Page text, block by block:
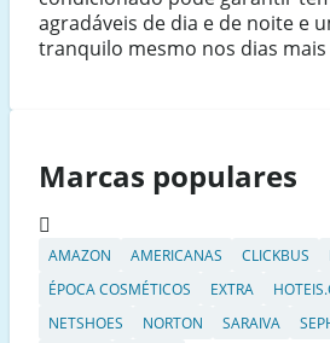
agradáveis de dia e de noite e
tranquilo mesmo nos dias
Marcas populares
AMAZON AMERICANAS CLICKBUS
ÉPOCA COSMÉTICOS
EXTRA
NETSHOES
NORTON SARAIVA